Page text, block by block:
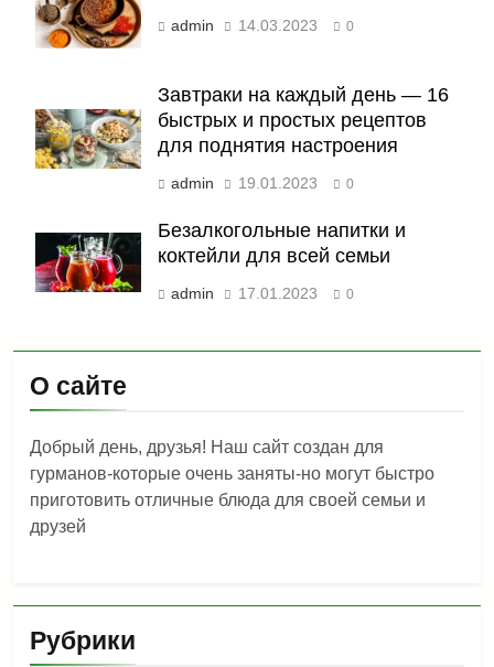
admin 14.03.2023 0
Завтраки на каждый день — 16
быстрых и простых рецептов
для поднятия настроения
admin 19.01.2023 0
Безалкогольные напитки и
коктейли для всей семьи
admin 17.01.2023 0
О сайте
Добрый день, друзья! Наш сайт создан для
гурманов-которые очень заняты-но могут быстро
приготовить отличные блюда для своей семьи и
друзей
Рубрики